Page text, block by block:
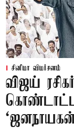
சினிமா விமர்சனம்
விஜய்